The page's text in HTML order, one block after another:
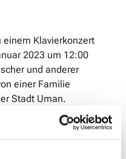
einem Klavierkonzert
2023 um 12:00
und anderer
einer Familie
Stadt Uman.
Beziazychna haben
während des
Freude bereitet.